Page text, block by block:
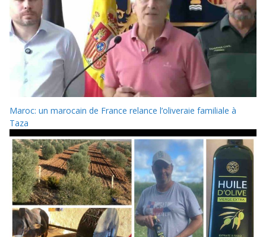
Maroc: un marocain de France relance l’oliveraie familiale à
Taza